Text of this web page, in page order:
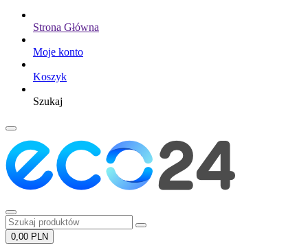
Strona Główna
Moje konto
Koszyk
Szukaj
0,00 PLN